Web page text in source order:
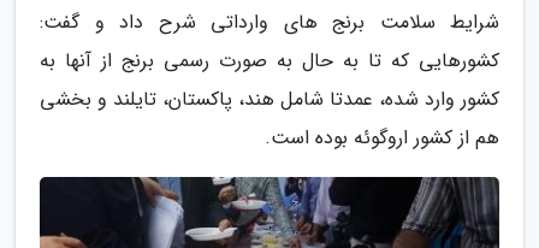
شرایط سلامت برنج های وارداتی شرح داد و گفت:
کشورهایی که تا به حال به صورت رسمی برنج از آنها به
کشور وارد شده، عمدتا شامل هند، پاکستان، تایلند و بخشی
هم از کشور اروگوئه بوده است.